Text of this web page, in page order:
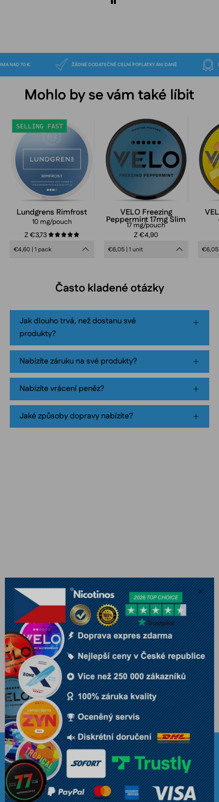
ZDARMA NAD 70 € ŽÁDNÉ DODATEČNÉ CELNÍ POPLATKY ANI DANĚ
Mohlo by se vám také líbit
Lundgrens
Rimfrost
SELLING FAST
Lundgrens Rimfrost
10 mg/pouch
Z €3,73
5.0
€4,60 | 1 pack
VELO
Freezing
Peppermint
17mg
nicotine
pouches
can
in
frosty
strong
mint
smokeless
product
VELO Freezing
Peppermint 17mg Slim
17 mg/pouch
Z €4,90
€6,05 | 1 unit €6,05
Často kladené otázky
Jak dlouho trvá, než dostanu své
produkty?
Nabízíte záruku na své produkty?
Nabízíte vrácení peněz?
Jaké způsoby dopravy nabízíte?